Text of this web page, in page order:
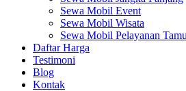
Sewa Mobil Event
Sewa Mobil Wisata
Sewa Mobil Pelayanan
Daftar Harga
Testimoni
Blog
Kontak